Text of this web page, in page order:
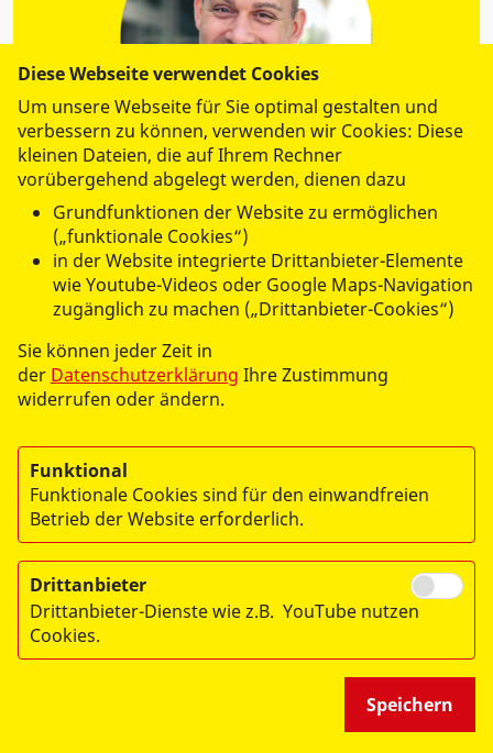
Sascha Müller
Bereichsleitung Erste-Hilfe Ausbildung
Tel.:+49 8341 9614352
© 2026 ASB REGIO
Impressum
Diese Webseite verwendet Cookies
Um unsere Webseite für Sie optimal gestalten und
verbessern zu können, verwenden wir Cookies: Diese
kleinen Dateien, die auf Ihrem Rechner
vorübergehend abgelegt werden, dienen dazu
Grundfunktionen der Website zu ermöglichen
(„funktionale Cookies“)
in der Website integrierte Drittanbieter-Elemente
wie Youtube-Videos oder Google Maps-Navigation
zugänglich zu machen („Drittanbieter-Cookies“)
Sie können jeder Zeit in
der Datenschutzerklärung Ihre Zustimmung
widerrufen oder ändern.
Funktional
Funktionale Cookies sind für den einwandfreien
Betrieb der Website erforderlich.
Drittanbieter
Drittanbieter-Dienste wie z.B. YouTube nutzen
Cookies.
Speichern